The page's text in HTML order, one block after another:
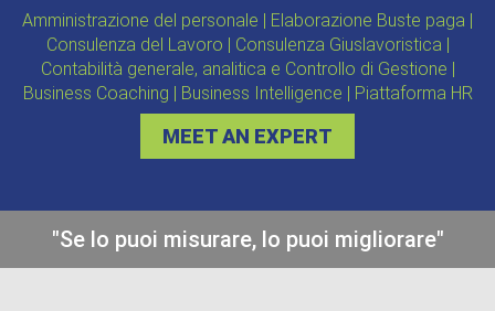
Amministrazione del personale | Elaborazione Buste paga |
Consulenza del Lavoro | Consulenza Giuslavoristica |
Contabilità generale, analitica e Controllo di Gestione |
Business Coaching | Business Intelligence | Piattaforma HR
MEET AN EXPERT
"Se lo puoi misurare, lo puoi migliorare"